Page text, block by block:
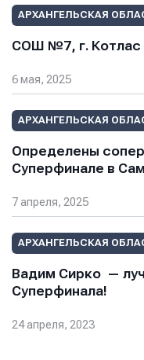
АРХАНГЕЛЬСКАЯ
СОШ №7, г. Котлас
6 мая, 2025
АРХАНГЕЛЬСКАЯ
Определены
Суперфинале в
7 апреля, 2025
АРХАНГЕЛЬСКАЯ
Вадим Сирко —
Суперфинала!
24 апреля, 2023
Нажимая кнопку
условиями
Нажимая кнопку
условиями
Нажимая кнопку